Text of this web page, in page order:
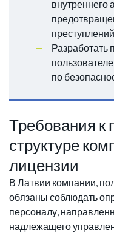
внутреннего
Разработать
по
Требования к
структуре
лицензии
В Латвии компании,
обязаны соблюдать
персоналу,
надлежащего